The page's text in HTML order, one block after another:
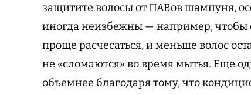
защитите волосы от ПАВов шампуня,
иногда неизбежны — например, чтобы
проще расчесаться, и меньше волос
не «сломаются» во время мытья. Еще
объемнее благодаря тому, что